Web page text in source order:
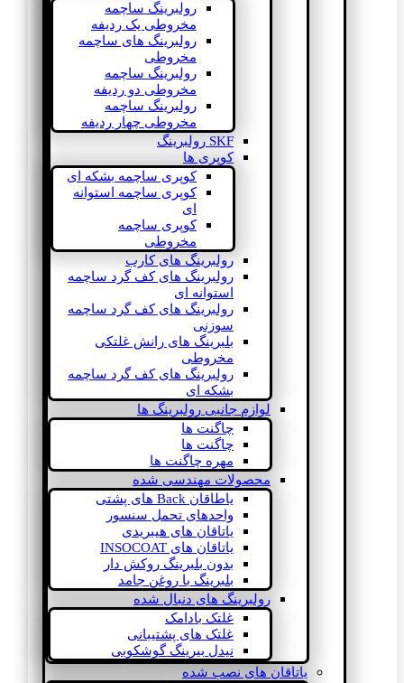
رولبرینگ ساچمه
مخروطی یک ردیفه
رولبرینگ های ساچمه
مخروطی
رولبرینگ ساچمه
مخروطی دو ردیفه
رولبرینگ ساچمه
مخروطی چهار ردیفه
SKF رولبرینگ
کوپری ها
کوپری ساچمه بشکه ای
کوپری ساچمه استوانه
ای
کوپری ساچمه
مخروطی
رولبرینگ های کارب
رولبرینگ های کف گرد ساچمه
استوانه ای
رولبرینگ های کف گرد ساچمه
سوزنی
بلبرینگ های رانش غلتکی
مخروطی
رولبرینگ های کف گرد ساچمه
بشکه ای
لوازم جانبی رولبرینگ ها
چاگنت ها
چاگنت ها
مهره چاگنت ها
محصولات مهندسی شده
یاطاقان Back های پشتی
واحدهای تحمل سنسور
یاتاقان های هیبریدی
یاتاقان های INSOCOAT
بدون بلبرینگ روکش دار
بلبرینگ با روغن جامد
رولبرینگ های دنبال شده
غلتک بادامک
غلتک های پشتیبانی
نیدل بیرینگ گوشکوبی
یاتاقان های نصب شده